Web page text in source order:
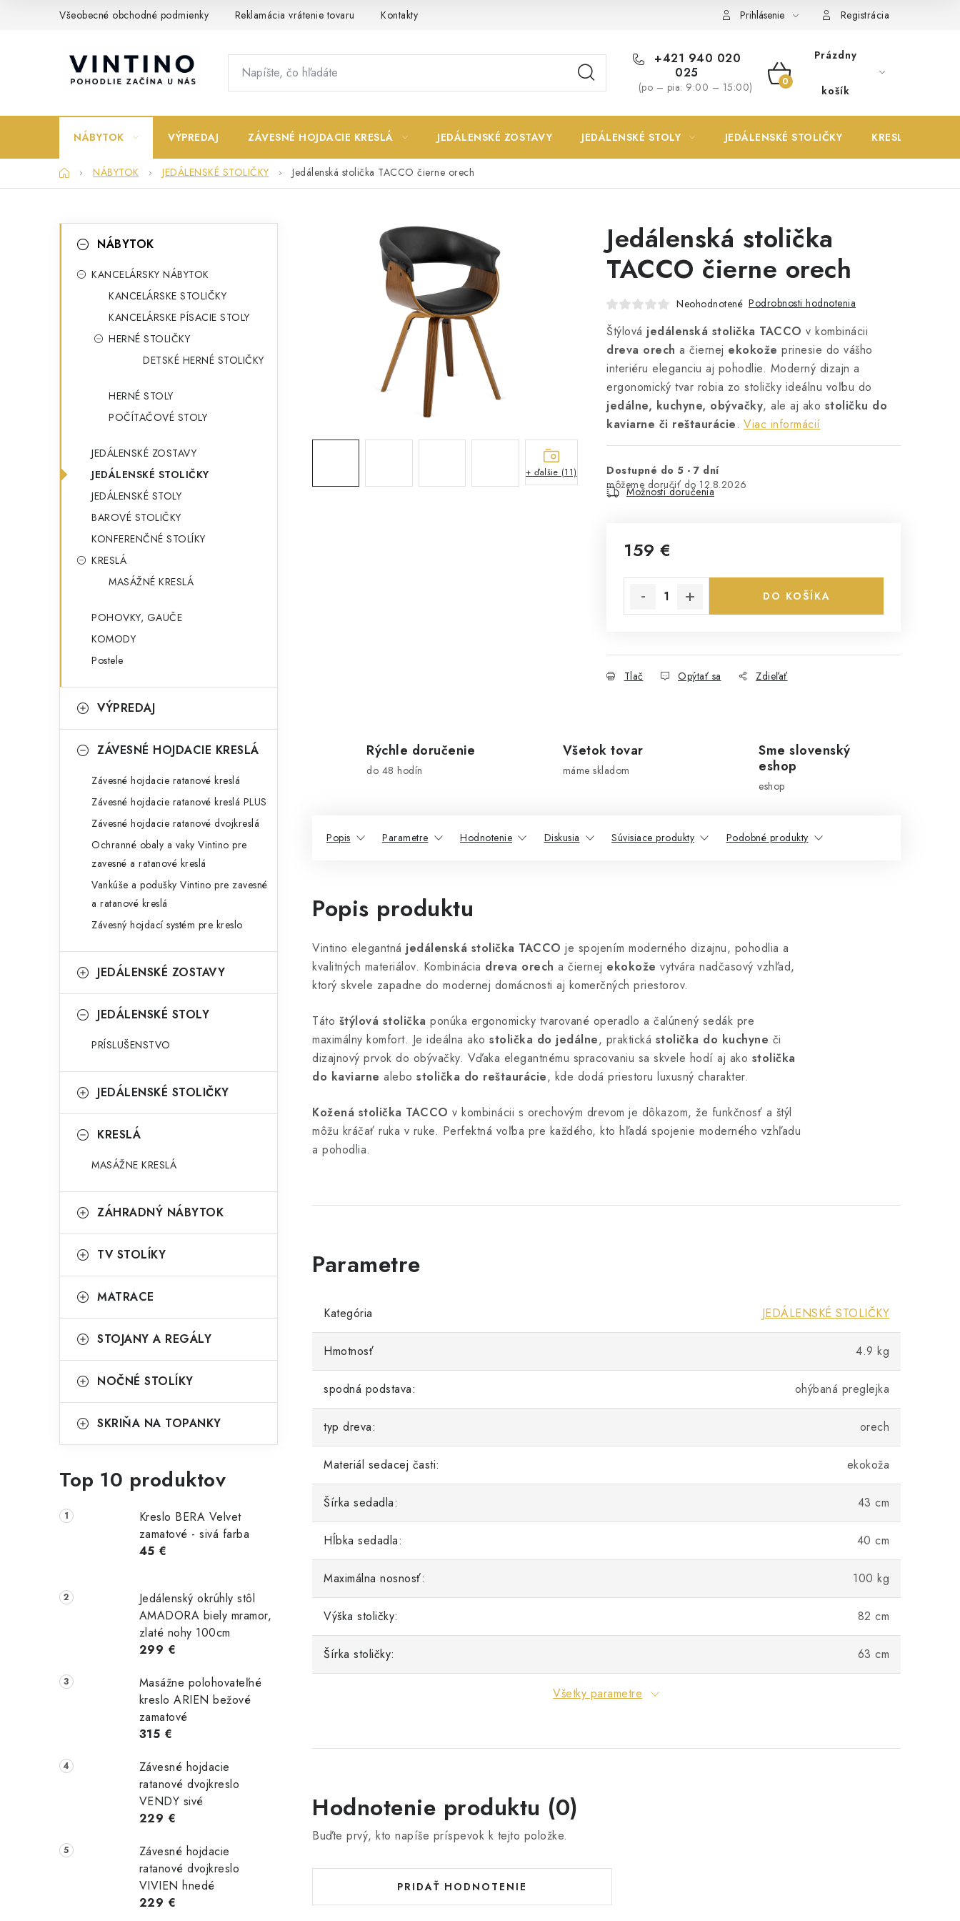
Všeobecné obchodné podmienky Reklamácia vrátenie tovaru Kontakty Prihlásenie Registrácia
+421 940 020
025
(po – pia: 9:00 – 15:00)
NÁKUPNÝ
Prázdny
košík
NÁBYTOK VÝPREDAJ ZÁVESNÉ HOJDACIE KRESLÁ JEDÁLENSKÉ ZOSTAVY JEDÁLENSKÉ STOLY JEDÁLENSKÉ STOLIČKY KRESLÁ
DomovNÁBYTOK JEDÁLENSKÉ STOLIČKY Jedálenská stolička TACCO čierne orech
l
kategórieNÁBYTOK
KANCELÁRSKY NÁBYTOK
KANCELÁRSKE STOLIČKY
KANCELÁRSKE PÍSACIE STOLY
HERNÉ STOLIČKY
DETSKÉ HERNÉ STOLIČKY
HERNÉ STOLY
POČÍTAČOVÉ STOLY
JEDÁLENSKÉ ZOSTAVY
JEDÁLENSKÉ STOLIČKY
JEDÁLENSKÉ STOLY
BAROVÉ STOLIČKY
KONFERENČNÉ STOLÍKY
KRESLÁ
MASÁŽNÉ KRESLÁ
POHOVKY, GAUČE
KOMODY
Postele
VÝPREDAJ
ZÁVESNÉ HOJDACIE KRESLÁ
Závesné hojdacie ratanové kreslá
Závesné hojdacie ratanové kreslá PLUS
Závesné hojdacie ratanové dvojkreslá
Ochranné obaly a vaky Vintino pre
zavesné a ratanové kreslá
Vankúše a podušky Vintino pre zavesné
a ratanové kreslá
Závesný hojdací systém pre kreslo
JEDÁLENSKÉ ZOSTAVY
JEDÁLENSKÉ STOLY
PRÍSLUŠENSTVO
JEDÁLENSKÉ STOLIČKY
KRESLÁ
MASÁŽNE KRESLÁ
ZÁHRADNÝ NÁBYTOK
TV STOLÍKY
MATRACE
STOJANY A REGÁLY
NOČNÉ STOLÍKY
SKRIŇA NA TOPANKY
Top 10 produktov
Kreslo BERA Velvet
zamatové - sivá farba
45 €
Jedálenský okrúhly stôl
AMADORA biely mramor,
zlaté nohy 100cm
299 €
Masážne polohovateľné
kreslo ARIEN bežové
zamatové
315 €
Závesné hojdacie
ratanové dvojkreslo
VENDY sivé
229 €
Závesné hojdacie
ratanové dvojkreslo
VIVIEN hnedé
229 €
Jedálenská stolička
TACCO čierne orech
Neohodnotené Podrobnosti hodnotenia
Štýlová jedálenská stolička TACCO v kombinácii
dreva orech a čiernej ekokože prinesie do vášho
interiéru eleganciu aj pohodlie. Moderný dizajn a
ergonomický tvar robia zo stoličky ideálnu voľbu do
jedálne, kuchyne, obývačky, ale aj ako stoličku do
kaviarne či reštaurácie. Viac informácií
Dostupné do 5 - 7 dní
12.8.2026
Možnosti doručenia
159 €
DO KOŠÍKA
Tlač Opýtať sa Zdieľať
+ ďalšie (11)
Rýchle doručenie
do 48 hodín
Všetok tovar
máme skladom
Sme slovenský
eshop
eshop
Popis Parametre Hodnotenie Diskusia Súvisiace produkty Podobné produkty
Popis produktu
Vintino elegantná jedálenská stolička TACCO je spojením moderného dizajnu, pohodlia a
kvalitných materiálov. Kombinácia dreva orech a čiernej ekokože vytvára nadčasový vzhľad,
ktorý skvele zapadne do modernej domácnosti aj komerčných priestorov.
Táto štýlová stolička ponúka ergonomicky tvarované operadlo a čalúnený sedák pre
maximálny komfort. Je ideálna ako stolička do jedálne, praktická stolička do kuchyne či
dizajnový prvok do obývačky. Vďaka elegantnému spracovaniu sa skvele hodí aj ako stolička
do kaviarne alebo stolička do reštaurácie, kde dodá priestoru luxusný charakter.
Kožená stolička TACCO v kombinácii s orechovým drevom je dôkazom, že funkčnosť a štýl
môžu kráčať ruka v ruke. Perfektná voľba pre každého, kto hľadá spojenie moderného vzhľadu
a pohodlia.
Kategória JEDÁLENSKÉ STOLIČKY
Hmotnosť 4.9 kg
spodná podstava: ohýbaná preglejka
typ dreva: orech
Materiál sedacej časti: ekokoža
Šírka sedadla: 43 cm
Hĺbka sedadla: 40 cm
Maximálna nosnosť: 100 kg
Výška stoličky: 82 cm
Šírka stoličky: 63 cm
Všetky parametre
Hodnotenie produktu (0)
Buďte prvý, kto napíše príspevok k tejto položke.
PRIDAŤ HODNOTENIE